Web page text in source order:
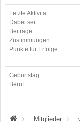
Letzte Aktivität:
Dabei seit:
Beiträge:
Zustimmungen:
Punkte für Erfolge:
Geburtstag:
Beruf:
Mitglieder